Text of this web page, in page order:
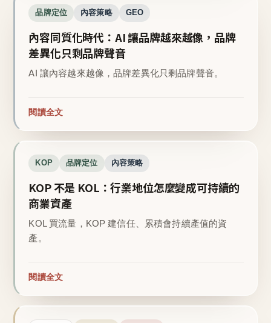
品牌定位 內容策略 GEO
內容同質化時代：AI 讓品牌越來越像，品牌
差異化只剩品牌聲音
AI 讓內容越來越像，品牌差異化只剩品牌聲音。
閱讀全文
KOP 品牌定位 內容策略
KOP 不是 KOL：行業地位怎麼變成可持續的
商業資產
KOL 買流量，KOP 建信任、累積會持續產值的資
產。
閱讀全文